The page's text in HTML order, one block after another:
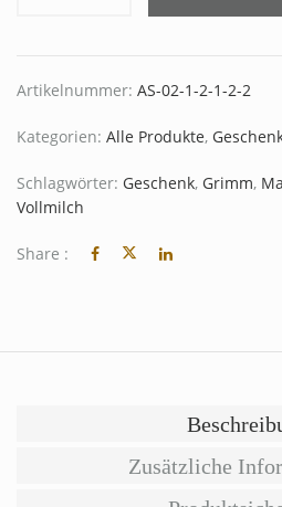
Artikelnummer: AS-02-1-2-1-2-2
Kategorien: Alle Produkte,
Schlagwörter: Geschenk, Grimm,
Vollmilch
Share :
Zusätzliche